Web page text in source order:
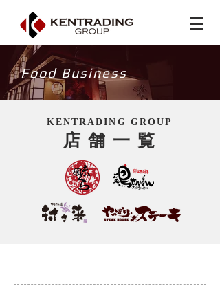
Food Business
店 舗 一 覧
KENTRADING GROUP